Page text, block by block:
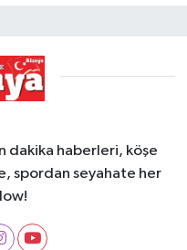
dakika haberleri, köşe
spordan seyahate her